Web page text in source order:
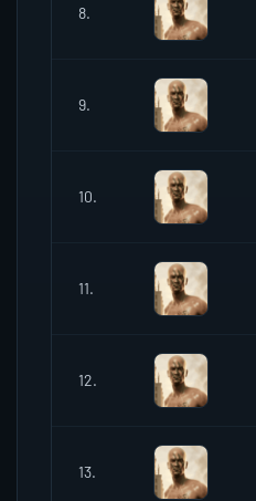
8.
9.
10.
11.
12.
13.